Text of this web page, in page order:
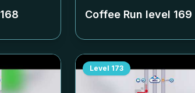
168 Coffee Run level 169
Level 173